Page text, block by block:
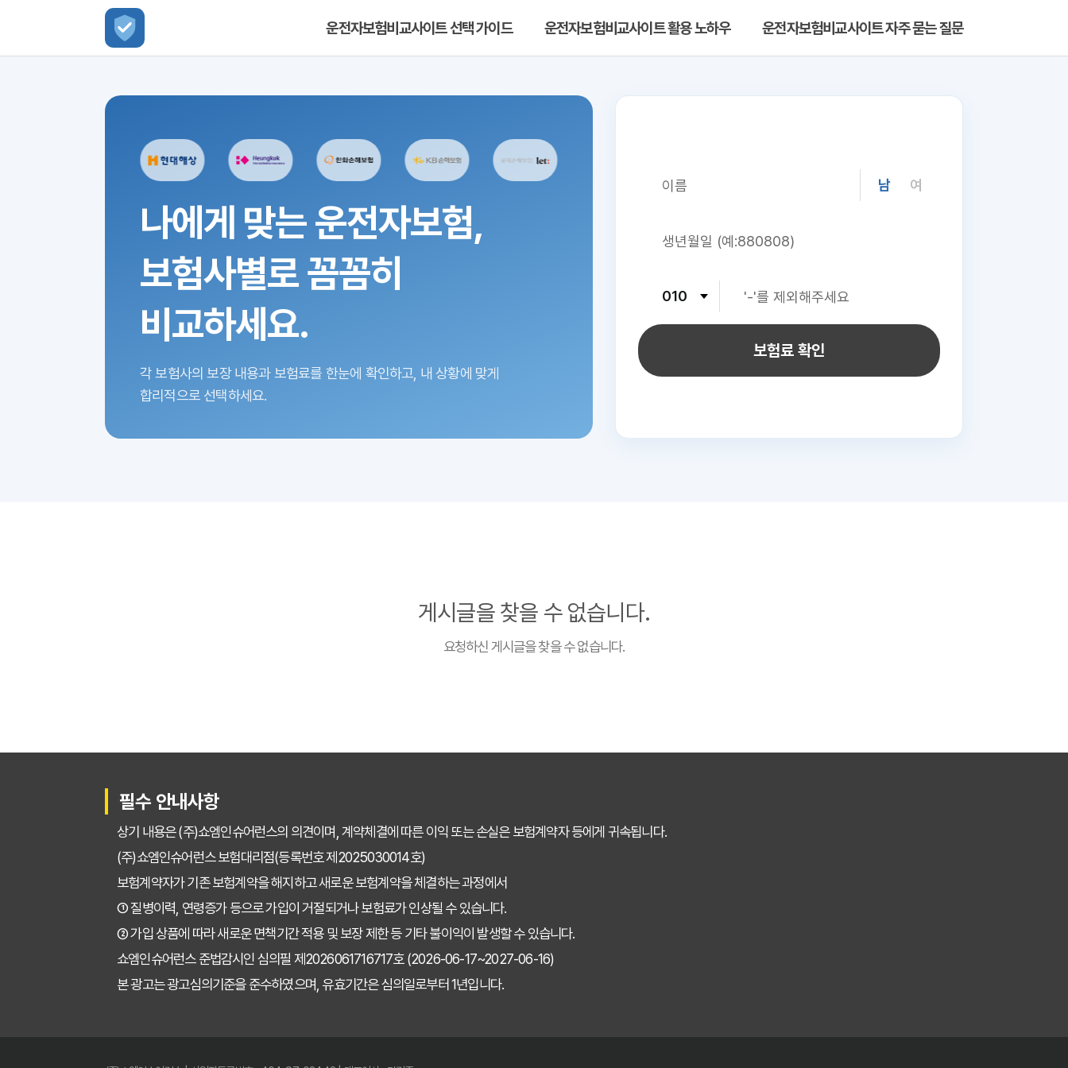
운전자보험비교사이트 선택 가이드 운전자보험비교사이트 활용 노하우 운전자보험비교사이트 자주 묻는 질문
나에게 맞는 운전자보험,
보험사별로 꼼꼼히
비교하세요.
각 보험사의 보장 내용과 보험료를 한눈에 확인하고, 내 상황에 맞게
합리적으로 선택하세요.
남 여
보험료 확인
게시글을 찾을 수 없습니다.
요청하신 게시글을 찾을 수 없습니다.
필수 안내사항
상기 내용은 (주)쇼엠인슈어런스의 의견이며, 계약체결에 따른 이익 또는 손실은 보험계약자 등에게 귀속됩니다.
(주)쇼엠인슈어런스 보험대리점(등록번호 제2025030014호)
보험계약자가 기존 보험계약을 해지하고 새로운 보험계약을 체결하는 과정에서
① 질병이력, 연령증가 등으로 가입이 거절되거나 보험료가 인상될 수 있습니다.
② 가입 상품에 따라 새로운 면책기간 적용 및 보장 제한 등 기타 불이익이 발생할 수 있습니다.
쇼엠인슈어런스 준법감시인 심의필 제2026061716717호 (2026-06-17~2027-06-16)
본 광고는 광고심의기준을 준수하였으며, 유효기간은 심의일로부터 1년입니다.